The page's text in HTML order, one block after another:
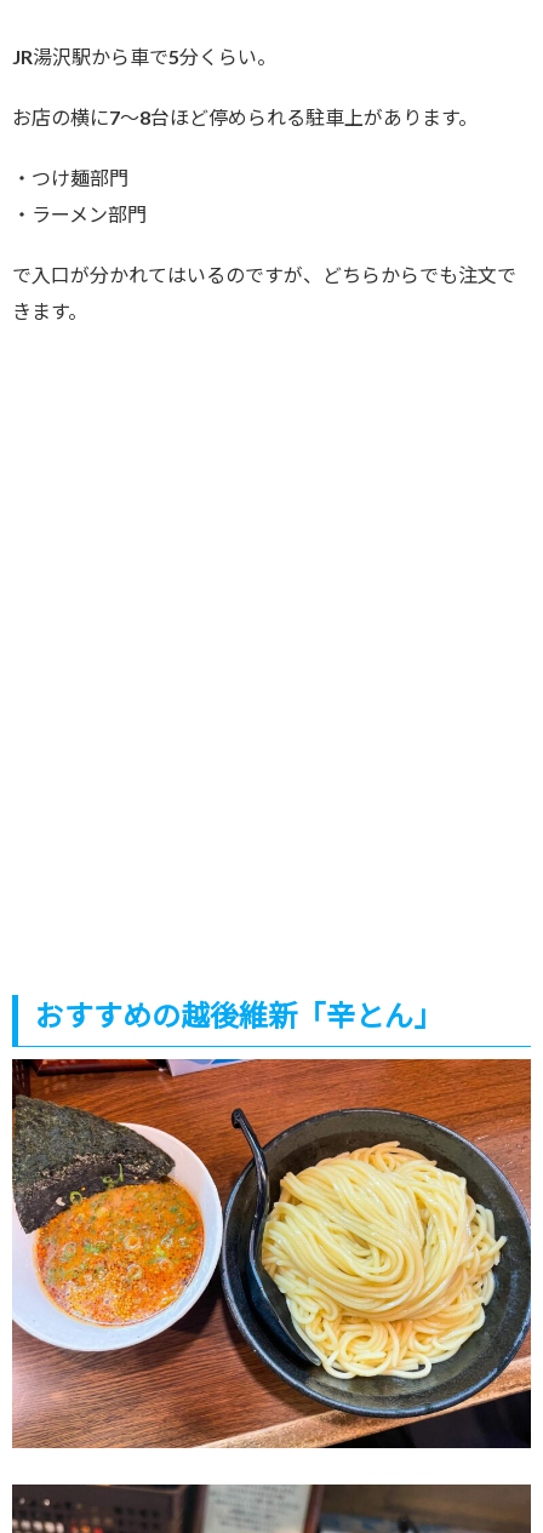
JR湯沢駅から車で5分くらい。
お店の横に7〜8台ほど停められる駐車上があります。
・つけ麺部門
・ラーメン部門
で入口が分かれてはいるのですが、どちらからでも注文で
きます。
おすすめの越後維新「辛とん」